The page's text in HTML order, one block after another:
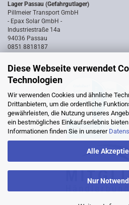
Diese Webseite verwendet
Technologien
Wir verwenden Cookies und ähnliche
Drittanbietern, um die ordentliche
gewährleisten, die Nutzung unseres
ein bestmögliches Einkaufserlebnis
Informationen finden Sie in unserer
Alle
Nur
Lager Passau (Gefahrgutlager)
Pillmeier Transport GmbH
- Epax Solar GmbH -
Industriestraße 14a
94036 Passau
0851 8818187